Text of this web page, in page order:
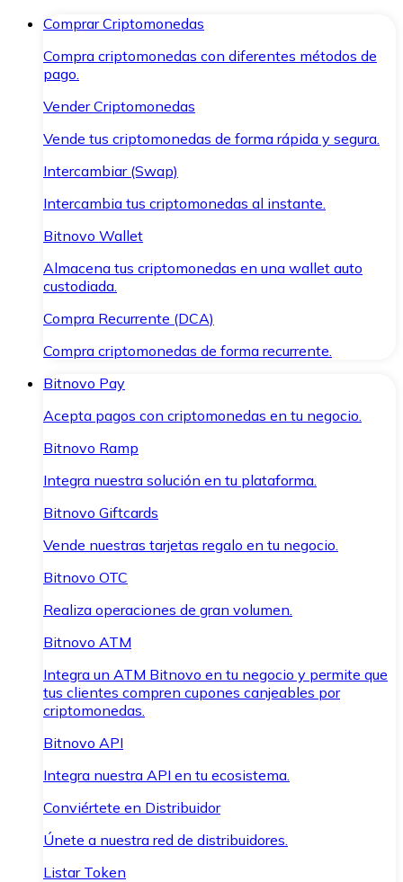
Comprar Criptomonedas
Compra criptomonedas con diferentes métodos de
pago.
Vender Criptomonedas
Vende tus criptomonedas de forma rápida y segura.
Intercambiar (Swap)
Intercambia tus criptomonedas al instante.
Bitnovo Wallet
Almacena tus criptomonedas en una wallet auto
custodiada.
Compra Recurrente (DCA)
Compra criptomonedas de forma recurrente.
Bitnovo Pay
Acepta pagos con criptomonedas en tu negocio.
Bitnovo Ramp
Integra nuestra solución en tu plataforma.
Bitnovo Giftcards
Vende nuestras tarjetas regalo en tu negocio.
Bitnovo OTC
Realiza operaciones de gran volumen.
Bitnovo ATM
Integra un ATM Bitnovo en tu negocio y permite que
tus clientes compren cupones canjeables por
criptomonedas.
Bitnovo API
Integra nuestra API en tu ecosistema.
Conviértete en Distribuidor
Únete a nuestra red de distribuidores.
Listar Token